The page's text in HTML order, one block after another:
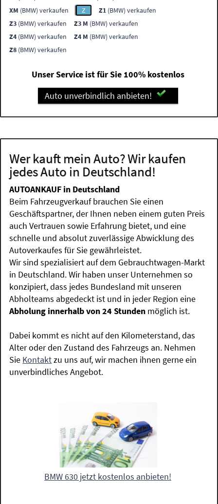
XM (BMW) verkaufen Z Z1 (BMW) verkaufen
Z3 (BMW) verkaufen Z3 M (BMW) verkaufen
Z4 (BMW) verkaufen Z4 M (BMW) verkaufen
Z8 (BMW) verkaufen
Unser Service ist für Sie 100% kostenlos
Auto unverbindlich anbieten!
Wer kauft mein Auto? Wir kaufen
jedes Auto in Deutschland!
AUTOANKAUF in Deutschland
Beim Fahrzeugverkauf brauchen Sie einen
Geschäftspartner, der Ihnen neben einem guten Preis
auch Vertrauen sowie Erfahrung bietet, und eine
schnelle und absolut zuverlässige Abwicklung des
Autoverkaufes für Sie gewährleistet.
Wir sind spezialisiert auf dem Gebrauchtwagen-Markt
in Deutschland. Wir haben unser Unternehmen so
konzipiert, dass jedes Bundesland mit unseren
Abholteams abgedeckt ist und in jeder Region eine
Abholung innerhalb von 24 Stunden möglich ist.
Dabei kommt es nicht auf den Kilometerstand, das
Alter oder den Zustand des Fahrzeugs an. Nehmen
Sie Kontaktzu uns auf, wir machen ihnen gerne ein
unverbindliches Angebot.
BMW 630 jetzt kostenlos anbieten!